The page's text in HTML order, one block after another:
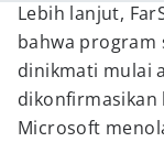
Lebih lanjut,
bahwa program
dinikmati mulai
Microsoft